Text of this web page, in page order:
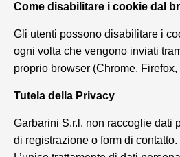
Come disabilitare i cookie dal
Gli utenti possono disabilitare i
ogni volta che vengono inviati
proprio browser (Chrome,
Tutela della Privacy
Garbarini S.r.l. non raccoglie dati
di registrazione o form di contatto.